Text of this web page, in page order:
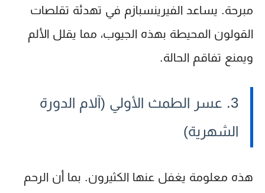
مبرحة. يساعد الفيرينسبازم في تهدئة تقلصات
القولون المحيطة بهذه الجيوب، مما يقلل الألم
ويمنع تفاقم الحالة.
3. عسر الطمث الأولي (آلام الدورة
الشهرية)
هذه معلومة يغفل عنها الكثيرون. بما أن الرحم